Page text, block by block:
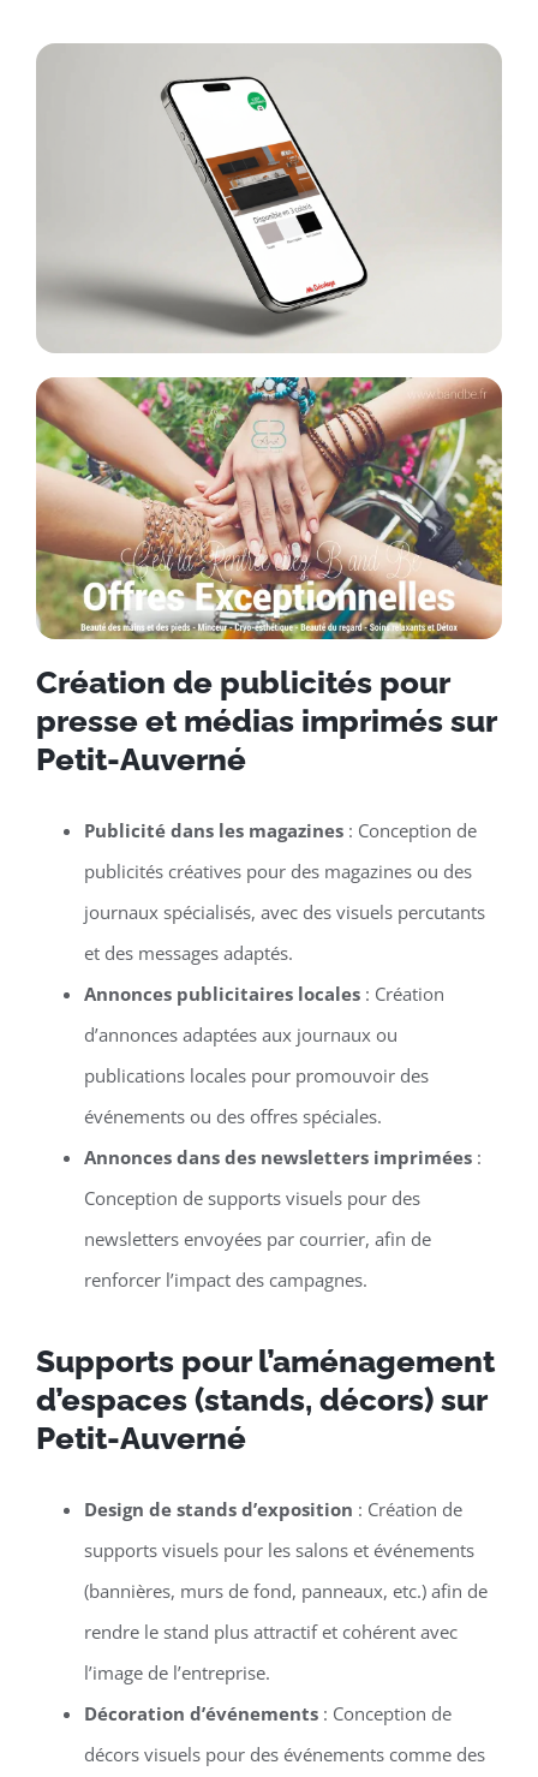
Création de publicités pour
presse et médias imprimés sur
Petit-Auverné
Publicité dans les magazines: Conception de
publicités créatives pour des magazines ou des
journaux spécialisés, avec des visuels percutants
et des messages adaptés.
Annonces publicitaires locales: Création
d’annonces adaptées aux journaux ou
publications locales pour promouvoir des
événements ou des offres spéciales.
Annonces dans des newsletters imprimées:
Conception de supports visuels pour des
newsletters envoyées par courrier, afin de
renforcer l’impact des campagnes.
Supports pour l’aménagement
d’espaces (stands, décors) sur
Petit-Auverné
Design de stands d’exposition : Création de
supports visuels pour les salons et événements
(bannières, murs de fond, panneaux, etc.) afin de
rendre le stand plus attractif et cohérent avec
l’image de l’entreprise.
Décoration d’événements: Conception de
décors visuels pour des événements comme des